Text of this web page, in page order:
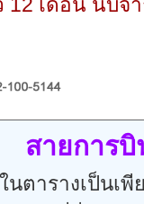
สายการ
นตารางเป็นเ